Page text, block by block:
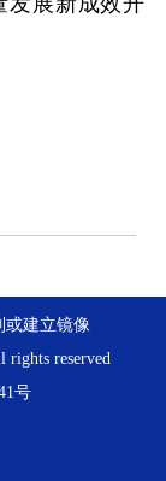
或建立镜像
rights reserved
号